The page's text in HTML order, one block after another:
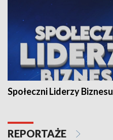
Społeczni Liderzy Biznesu
REPORTAŻE